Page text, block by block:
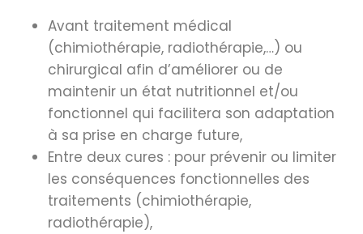
Avant traitement médical
(chimiothérapie, radiothérapie,…) ou
chirurgical afin d’améliorer ou de
maintenir un état nutritionnel et/ou
fonctionnel qui facilitera son adaptation
à sa prise en charge future,
Entre deux cures : pour prévenir ou limiter
les conséquences fonctionnelles des
traitements (chimiothérapie,
radiothérapie),